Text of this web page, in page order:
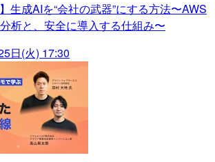
生成AIを“会社の武器”にする方法〜AWS
析と、安全に導入する仕組み〜
日(火) 17:30